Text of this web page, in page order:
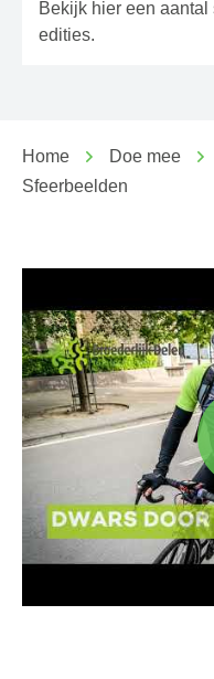
Bekijk hier een
edities.
Home Doe mee
Sfeerbeelden